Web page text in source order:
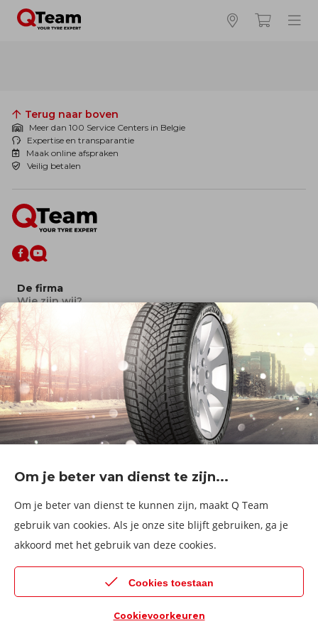
Om je beter van dienst te zijn...
Om je beter van dienst te kunnen zijn, maakt Q Team
gebruik van cookies. Als je onze site blijft gebruiken, ga je
akkoord met het gebruik van deze cookies.
Cookies toestaan
Cookievoorkeuren
Terug naar boven
Meer dan 100 Service Centers in Belgie
Expertise en transparantie
Maak online afspraken
Veilig betalen
De firma
Wie zijn wij?
Blog
Onze dienstverlening
Banden
Velgen
Diensten
Afspraak Maken
Informatie over
Professionele voertuigen
Corporate
Services & fleet
Werken bij QTeam
Maak een afspraak
Algemene voorwaardenCookiesPrivacy policy